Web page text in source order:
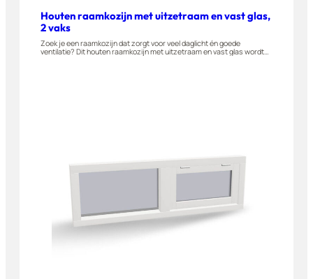
Houten raamkozijn met uitzetraam en vast glas,
2 vaks
Zoek je een raamkozijn dat zorgt voor veel daglicht én goede
ventilatie? Dit houten raamkozijn met uitzetraam en vast glas wordt